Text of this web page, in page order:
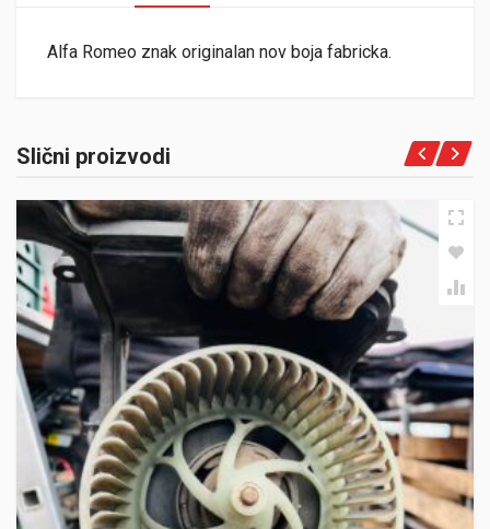
Alfa Romeo znak originalan nov boja fabricka.
Slični proizvodi